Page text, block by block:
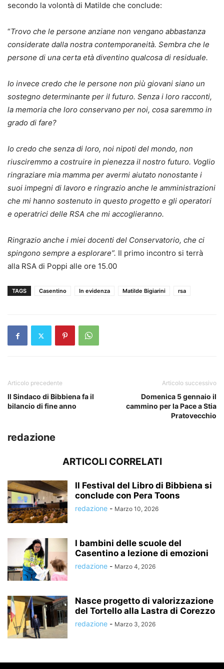
secondo la volontà di Matilde che conclude:
“Trovo che le persone anziane non vengano abbastanza
considerate dalla nostra contemporaneità. Sembra che le
persone di una certa età diventino qualcosa di residuale.
Io invece credo che le persone non più giovani siano un
sostegno determinante per il futuro. Senza i loro racconti,
la memoria che loro conservano per noi, cosa saremmo in
grado di fare?
Io credo che senza di loro, noi nipoti del mondo, non
riusciremmo a costruire in pienezza il nostro futuro. Voglio
ringraziare mia mamma per avermi aiutato nonostante i
suoi impegni di lavoro e ringrazio anche le amministrazioni
che mi hanno sostenuto in questo progetto e gli operatori
e operatrici delle RSA che mi accoglieranno.
Ringrazio anche i miei docenti del Conservatorio, che ci
spingono sempre a esplorare”. Il primo incontro si terrà
alla RSA di Poppi alle ore 15.00
TAGS Casentino In evidenza Matilde Bigiarini rsa
Articolo precedente
Il Sindaco di Bibbiena fa il
bilancio di fine anno
Articolo successivo
Domenica 5 gennaio il
cammino per la Pace a Stia
Pratovecchio
redazione
ARTICOLI CORRELATI
Il Festival del Libro di Bibbiena si
conclude con Pera Toons
redazione - Marzo 10, 2026
I bambini delle scuole del
Casentino a lezione di emozioni
redazione - Marzo 4, 2026
Nasce progetto di valorizzazione
del Tortello alla Lastra di Corezzo
redazione - Marzo 3, 2026